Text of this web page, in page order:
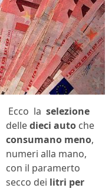
Ecco la selezione
delledieci auto che
consumano meno,
numeri alla mano,
con il paramerto
secco dei litri per